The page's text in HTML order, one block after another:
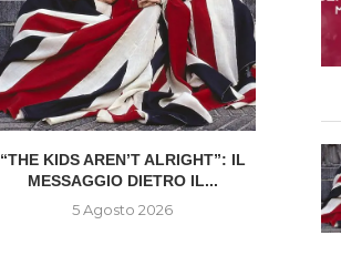
“THE KIDS AREN’T ALRIGHT”: IL
MESSAGGIO DIETRO IL...
5 Agosto 2026